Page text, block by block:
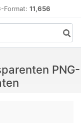
11,656
PNG-